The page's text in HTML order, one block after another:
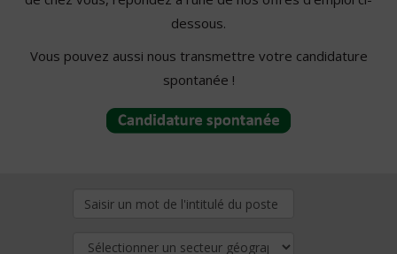
dessous.
Vous pouvez aussi nous transmettre votre candidature
spontanée !